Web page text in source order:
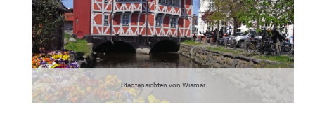
Stadtansichten von Wismar